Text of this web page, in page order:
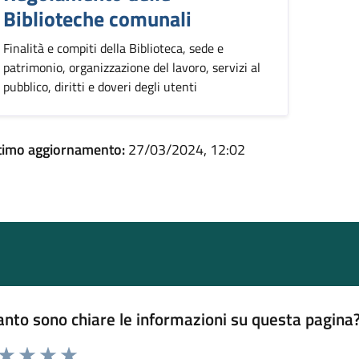
Biblioteche comunali
Finalità e compiti della Biblioteca, sede e
patrimonio, organizzazione del lavoro, servizi al
pubblico, diritti e doveri degli utenti
aggiornamento:27/03/2024, 12:02
sono chiare le informazioni su questa
da 1 a 5 stelle la pagina